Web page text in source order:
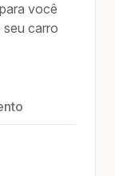
você
seu carro